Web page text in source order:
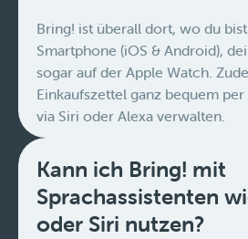
Bring! ist überall dort, wo du
Smartphone (iOS & Android),
sogar auf der Apple Watch.
Einkaufszettel ganz bequem
via Siri oder Alexa verwalten.
Kann ich Bring! mit
Sprachassistenten
oder Siri nutzen?